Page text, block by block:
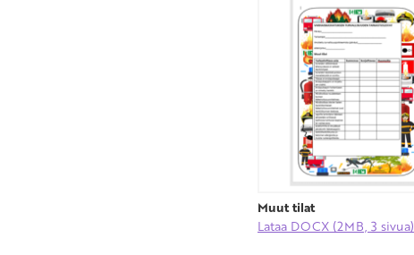
Muut tilat
Lataa DOCX (2MB, 3 sivua)